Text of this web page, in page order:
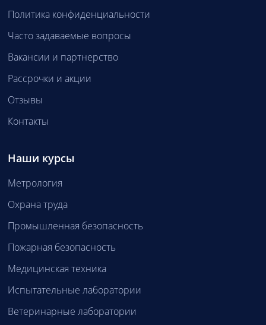
Политика конфиденциальности
Часто задаваемые вопросы
Вакансии и партнерство
Рассрочки и акции
Отзывы
Контакты
Наши курсы
Метрология
Охрана труда
Промышленная безопасность
Пожарная безопасность
Медицинская техника
Испытательные лаборатории
Ветеринарные лаборатории